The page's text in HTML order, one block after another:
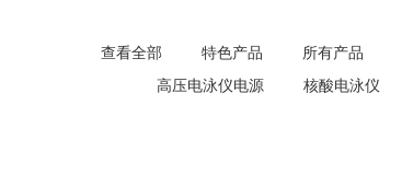
查看全部 特色产品 所有产品
高压电泳仪电源
核酸电泳仪